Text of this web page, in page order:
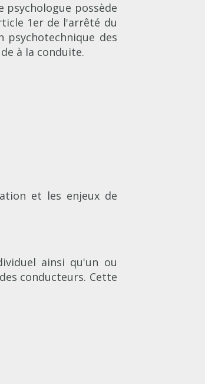
possède
1er de l'arrêté du
psychotechnique des
à la conduite.
et les enjeux de
ainsi qu'un ou
conducteurs. Cette